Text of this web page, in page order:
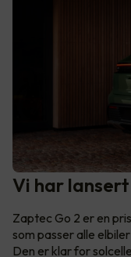
Vi har
Zaptec Go 2 er en
som passer alle
Den er klar for